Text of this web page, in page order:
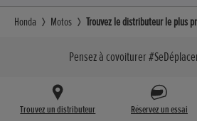
Honda Motos Trouvez le distributeur le plus
Pensez à covoiturer
Trouvez un distributeur Réservez un essai